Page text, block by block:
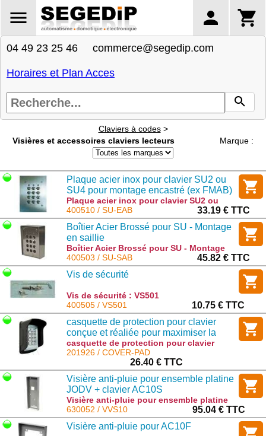
04 49 23 25 46 commerce@segedip.com
Horaires et Plan Acces
Claviers à codes>
Visières et accessoires claviers lecteurs Marque :
Plaque acier inox pour clavier SU2 ou
SU4 pour montage encastré (ex FMAB)
Plaque acier inox pour clavier SU2 ou
SU4 pour montage encastré (ex FMAB) :
SU-EAB
400510 / SU-EAB
33.19 € TTC
Boîtier Acier Brossé pour SU - Montage
en saillie
Boîtier Acier Brossé pour SU - Montage
en saillie : SU-SAB
400503 / SU-SAB
45.82 € TTC
Vis de sécurité
Vis de sécurité : VS501
400505 / VS501
10.75 € TTC
casquette de protection pour clavier
conçue et réaliée pour maximiser la
protection de vos clavier des
intempéries.
casquette de protection pour clavier
conçue et réaliée pour maximiser la
protection de vos clavier des
intempéries. : COVER-PAD
201926 / COVER-PAD
26.40 € TTC
Visière anti-pluie pour ensemble platine
JODV + clavier AC10S
Visière anti-pluie pour ensemble platine
JODV + clavier AC10S : VVS10
630052 / VVS10
95.04 € TTC
Visière anti-pluie pour AC10F